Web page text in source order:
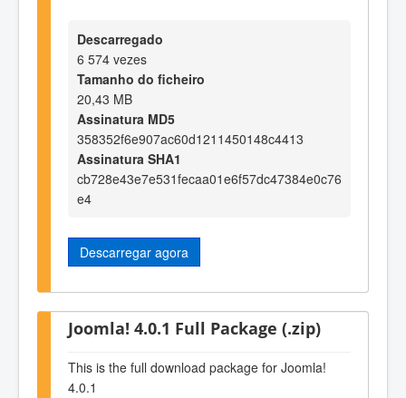
Descarregado
6 574 vezes
Tamanho do ficheiro
20,43 MB
Assinatura MD5
358352f6e907ac60d1211450148c4413
Assinatura SHA1
cb728e43e7e531fecaa01e6f57dc47384e0c76
e4
Descarregar agora
Joomla! 4.0.1 Full Package (.zip)
This is the full download package for Joomla!
4.0.1